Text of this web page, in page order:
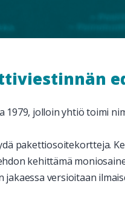
jolloin yhtiö toimi
pakettiosoitekortteja.
kehittämä
versioitaan